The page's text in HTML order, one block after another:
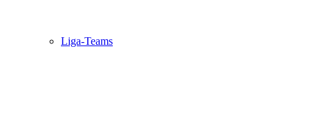
Liga-Teams